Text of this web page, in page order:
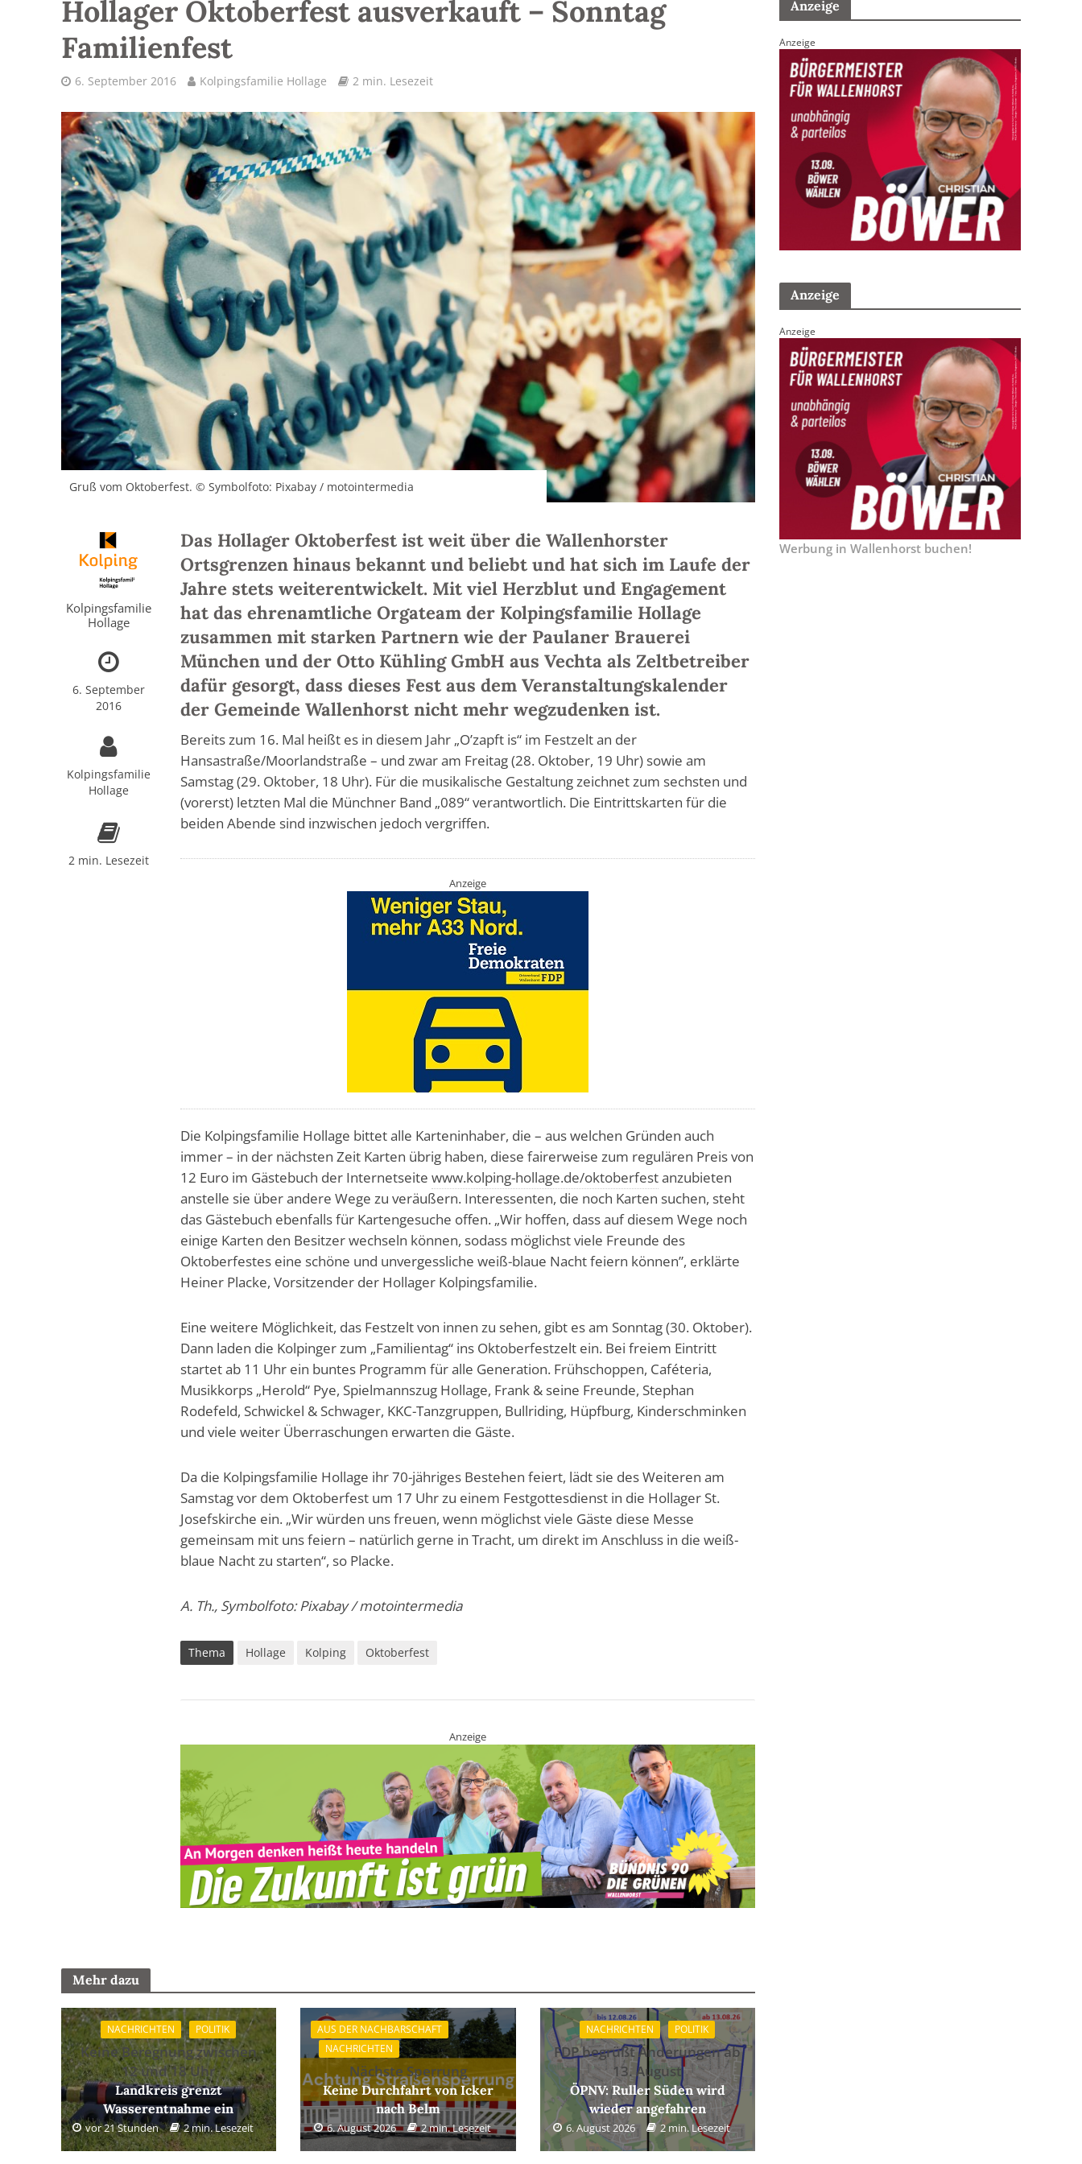
Hollager Oktoberfest ausverkauft – Sonntag
Familienfest
6. September 2016 Kolpingsfamilie Hollage 2 min. Lesezeit
Gruß vom Oktoberfest. © Symbolfoto: Pixabay / motointermedia
Kolpingsfamilie
Hollage
6. September
2016
Kolpingsfamilie
Hollage
2 min. Lesezeit
Das Hollager Oktoberfest ist weit über die Wallenhorster
Ortsgrenzen hinaus bekannt und beliebt und hat sich im Laufe der
Jahre stets weiterentwickelt. Mit viel Herzblut und Engagement
hat das ehrenamtliche Orgateam der Kolpingsfamilie Hollage
zusammen mit starken Partnern wie der Paulaner Brauerei
München und der Otto Kühling GmbH aus Vechta als Zeltbetreiber
dafür gesorgt, dass dieses Fest aus dem Veranstaltungskalender
der Gemeinde Wallenhorst nicht mehr wegzudenken ist.
Bereits zum 16. Mal heißt es in diesem Jahr „O’zapft is“ im Festzelt an der
Hansastraße/Moorlandstraße – und zwar am Freitag (28. Oktober, 19 Uhr) sowie am
Samstag (29. Oktober, 18 Uhr). Für die musikalische Gestaltung zeichnet zum sechsten und
(vorerst) letzten Mal die Münchner Band „089“ verantwortlich. Die Eintrittskarten für die
beiden Abende sind inzwischen jedoch vergriffen.
Anzeige
Die Kolpingsfamilie Hollage bittet alle Karteninhaber, die – aus welchen Gründen auch
immer – in der nächsten Zeit Karten übrig haben, diese fairerweise zum regulären Preis von
12 Euro im Gästebuch der Internetseitewww.kolping-hollage.de/oktoberfestanzubieten
anstelle sie über andere Wege zu veräußern. Interessenten, die noch Karten suchen, steht
das Gästebuch ebenfalls für Kartengesuche offen. „Wir hoffen, dass auf diesem Wege noch
einige Karten den Besitzer wechseln können, sodass möglichst viele Freunde des
Oktoberfestes eine schöne und unvergessliche weiß-blaue Nacht feiern können”, erklärte
Heiner Placke, Vorsitzender der Hollager Kolpingsfamilie.
Eine weitere Möglichkeit, das Festzelt von innen zu sehen, gibt es am Sonntag (30. Oktober).
Dann laden die Kolpinger zum „Familientag“ ins Oktoberfestzelt ein. Bei freiem Eintritt
startet ab 11 Uhr ein buntes Programm für alle Generation. Frühschoppen, Caféteria,
Musikkorps „Herold“ Pye, Spielmannszug Hollage, Frank & seine Freunde, Stephan
Rodefeld, Schwickel & Schwager, KKC-Tanzgruppen, Bullriding, Hüpfburg, Kinderschminken
und viele weiter Überraschungen erwarten die Gäste.
Da die Kolpingsfamilie Hollage ihr 70-jähriges Bestehen feiert, lädt sie des Weiteren am
Samstag vor dem Oktoberfest um 17 Uhr zu einem Festgottesdienst in die Hollager St.
Josefskirche ein. „Wir würden uns freuen, wenn möglichst viele Gäste diese Messe
gemeinsam mit uns feiern – natürlich gerne in Tracht, um direkt im Anschluss in die weiß-
blaue Nacht zu starten“, so Placke.
A. Th., Symbolfoto: Pixabay / motointermedia
Thema Hollage Kolping Oktoberfest
Anzeige
Mehr dazu
NACHRICHTEN POLITIK
Keine Beregnung zwischen
12 und 18 Uhr
Landkreis grenzt
Wasserentnahme ein
vor 21 Stunden 2 min. Lesezeit
AUS DER NACHBARSCHAFT
NACHRICHTEN
Nächste Sperrung
Keine Durchfahrt von Icker
nach Belm
6. August 2026 2 min. Lesezeit
NACHRICHTEN POLITIK
FDP begrüßt Änderungen ab
13. August
ÖPNV: Ruller Süden wird
wieder angefahren
6. August 2026 2 min. Lesezeit
Anzeige
Anzeige
Anzeige
Anzeige
Werbung in Wallenhorst buchen!